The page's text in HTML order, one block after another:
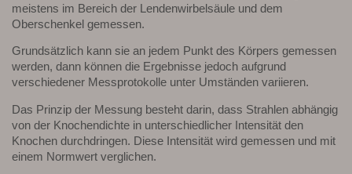
meistens im Bereich der Lendenwirbelsäule und dem
Oberschenkel gemessen.
Grundsätzlich kann sie an jedem Punkt des Körpers gemessen
werden, dann können die Ergebnisse jedoch aufgrund
verschiedener Messprotokolle unter Umständen variieren.
Das Prinzip der Messung besteht darin, dass Strahlen abhängig
von der Knochendichte in unterschiedlicher Intensität den
Knochen durchdringen. Diese Intensität wird gemessen und mit
einem Normwert verglichen.